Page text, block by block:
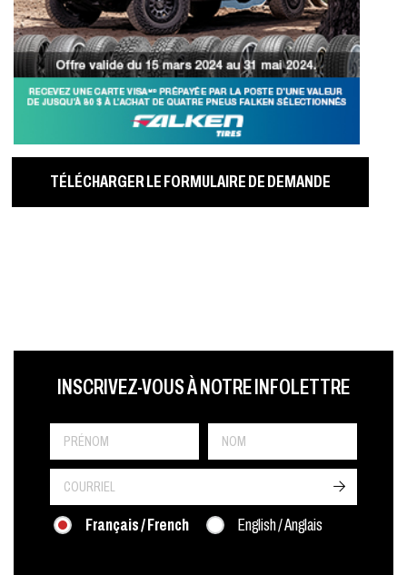
TÉLÉCHARGER LE FORMULAIRE DE DEMANDE
PRÉNOM
LAST NAME
INSCRIVEZ-VOUS À NOTRE INFOLETTRE
LANGUE
Français / French English / Anglais
->